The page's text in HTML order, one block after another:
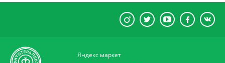
Яндекс маркет